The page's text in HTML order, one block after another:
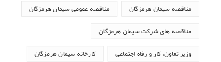
مناقصه سیمان هرمزگان مناقصه عمومی سیمان هرمزگان
مناقصه های شرکت سیمان هرمزگان
وزیر تعاون، کار و رفاه اجتماعی کارخانه سیمان هرمزگان